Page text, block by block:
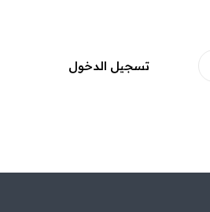
تسجيل الدخول